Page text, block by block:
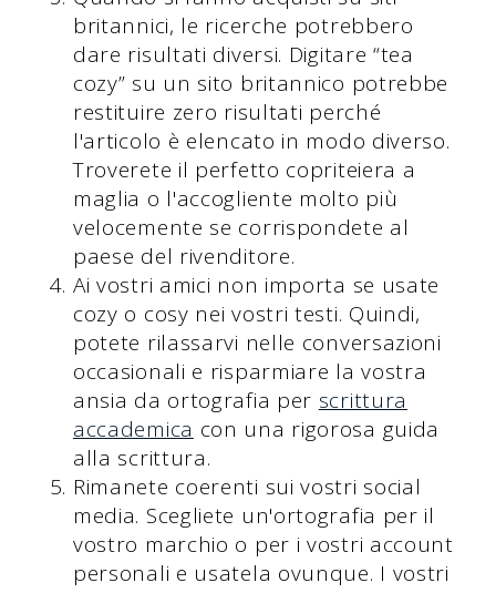
britannici, le ricerche potrebbero
dare risultati diversi. Digitare “tea
cozy” su un sito britannico potrebbe
restituire zero risultati perché
l'articolo è elencato in modo diverso.
Troverete il perfetto copriteiera a
maglia o l'accogliente molto più
velocemente se corrispondete al
paese del rivenditore.
Ai vostri amici non importa se usate
cozy o cosy nei vostri testi. Quindi,
potete rilassarvi nelle conversazioni
occasionali e risparmiare la vostra
ansia da ortografia per scrittura
accademica con una rigorosa guida
alla scrittura.
Rimanete coerenti sui vostri social
media. Scegliete un'ortografia per il
vostro marchio o per i vostri account
personali e usatela ovunque. I vostri